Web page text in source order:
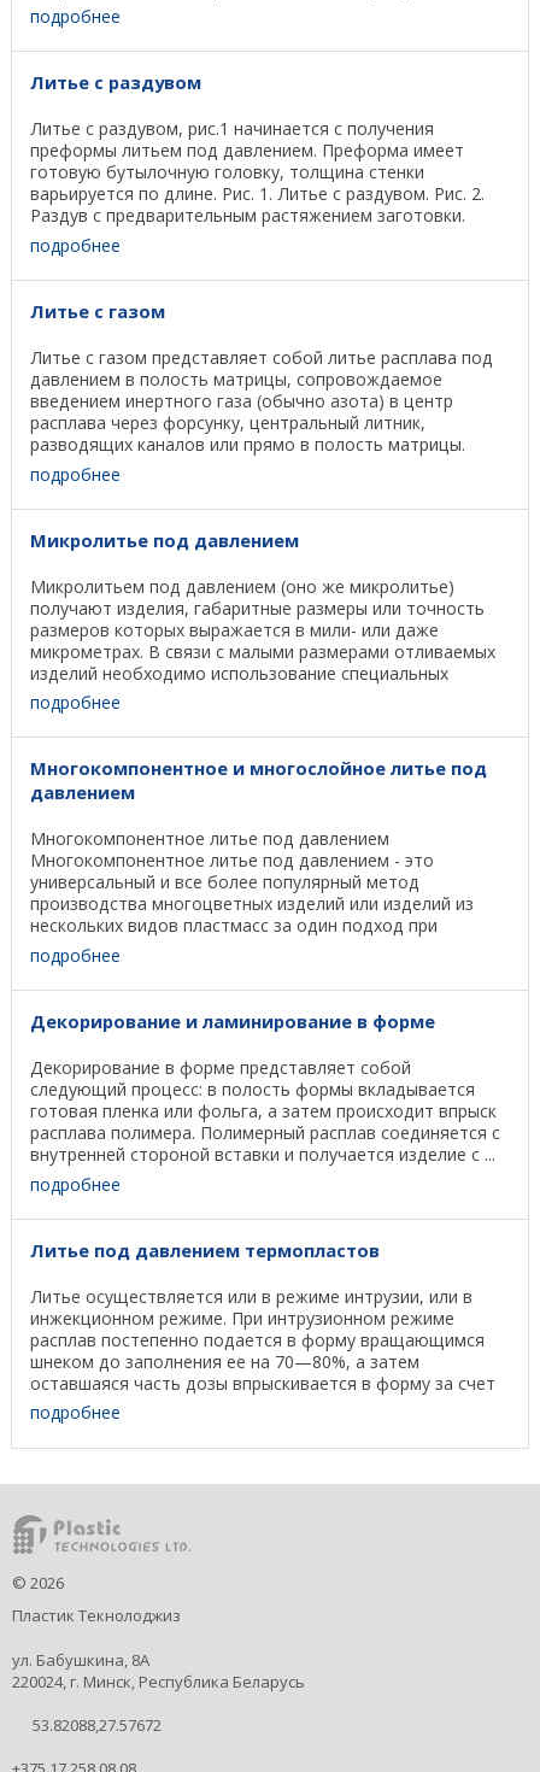
подробнее
Литье с раздувом
Литье с раздувом, рис.1 начинается с получения
преформы литьем под давлением. Преформа имеет
готовую бутылочную головку, толщина стенки
варьируется по длине. Рис. 1. Литье с раздувом. Рис. 2.
Раздув с предварительным растяжением заготовки.
Перед ...
подробнее
Литье с газом
Литье с газом представляет собой литье расплава под
давлением в полость матрицы, сопровождаемое
введением инертного газа (обычно азота) в центр
расплава через форсунку, центральный литник,
разводящих каналов или прямо в полость матрицы.
Сжатый газ ...
подробнее
Микролитье под давлением
Микролитьем под давлением (оно же микролитье)
получают изделия, габаритные размеры или точность
размеров которых выражается в мили- или даже
микрометрах. В связи с малыми размерами отливаемых
изделий необходимо использование специальных
литьевых ...
подробнее
Многокомпонентное и многослойное литье под
давлением
Многокомпонентное литье под давлением
Многокомпонентное литье под давлением - это
универсальный и все более популярный метод
производства многоцветных изделий или изделий из
нескольких видов пластмасс за один подход при
умеренных затратах. Упрощенно ...
подробнее
Декорирование и ламинирование в форме
Декорирование в форме представляет собой
следующий процесс: в полость формы вкладывается
готовая пленка или фольга, а затем происходит впрыск
расплава полимера. Полимерный расплав соединяется с
внутренней стороной вставки и получается изделие с ...
подробнее
Литье под давлением термопластов
Литье осуществляется или в режиме интрузии, или в
инжекционном режиме. При интрузионном режиме
расплав постепенно подается в форму вращающимся
шнеком до заполнения ее на 70—80%, а затем
оставшаяся часть дозы впрыскивается в форму за счет
...
подробнее
© 2026
Пластик Текнолоджиз
ул. Бабушкина, 8А
220024, г. Минск, Республика Беларусь
53.82088,27.57672